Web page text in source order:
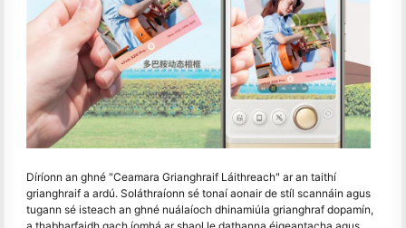
Díríonn an ghné "Ceamara Grianghraif Láithreach" ar an taithí
grianghraif a ardú. Soláthraíonn sé tonaí aonair de stíl scannáin agus
tugann sé isteach an ghné nuálaíoch dhinamiúla grianghraf dopamín,